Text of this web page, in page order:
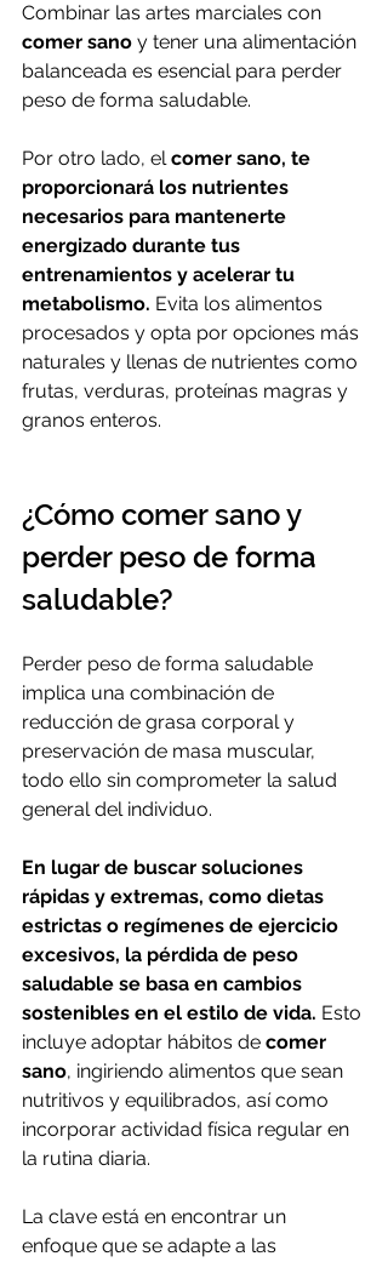
Combinar las artes marciales con
comer sano y tener una alimentación
balanceada es esencial para perder
peso de forma saludable.
Por otro lado, el comer sano, te
proporcionará los nutrientes
necesarios para mantenerte
energizado durante tus
entrenamientos y acelerar tu
metabolismo. Evita los alimentos
procesados y opta por opciones más
naturales y llenas de nutrientes como
frutas, verduras, proteínas magras y
granos enteros.
¿Cómo comer sano y
perder peso de forma
saludable?
Perder peso de forma saludable
implica una combinación de
reducción de grasa corporal y
preservación de masa muscular,
todo ello sin comprometer la salud
general del individuo.
En lugar de buscar soluciones
rápidas y extremas, como dietas
estrictas o regímenes de ejercicio
excesivos, la pérdida de peso
saludable se basa en cambios
sostenibles en el estilo de vida. Esto
incluye adoptar hábitos de comer
sano, ingiriendo alimentos que sean
nutritivos y equilibrados, así como
incorporar actividad física regular en
la rutina diaria.
La clave está en encontrar un
enfoque que se adapte a las